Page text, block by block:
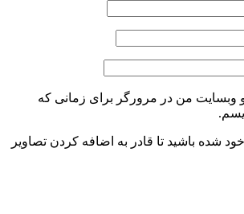
و وبسایت من در مرورگر برای زمانی که
شده باشید تا قادر به اضافه کردن تصاویر